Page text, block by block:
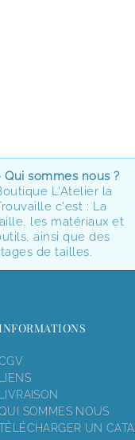
Qui sommes nous ?
L'Atelier la
c'est : La
les matériaux et
ainsi que des
de tailles.
LIENS
LIVRAISON
SOMMES NOUS
UN